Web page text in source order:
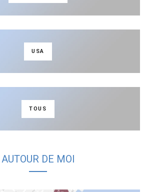
USA
TOUS
AUTOUR DE MOI